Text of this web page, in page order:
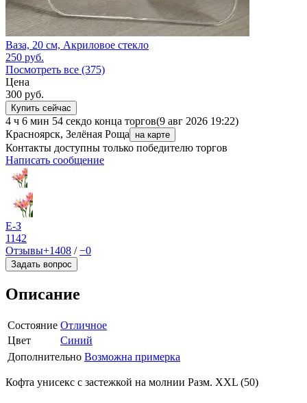
Ваза, 20 см, Акриловое стекло
250 руб.
Посмотреть все (375)
Цена
300 руб.
Купить сейчас
4 ч 6 мин 54 секдо конца торгов(9 авг 2026 19:22)
Красноярск, Зелёная Роща
на карте
Контакты доступны только победителю торгов
Написать сообщение
Е-З
1142
Отзывы+1408 /−0
Задать вопрос
Описание
Состояние Отличное
Цвет
Синий
Дополнительно Возможна примерка
Кофта унисекс с застежкой на молнии Разм. XXL (50)